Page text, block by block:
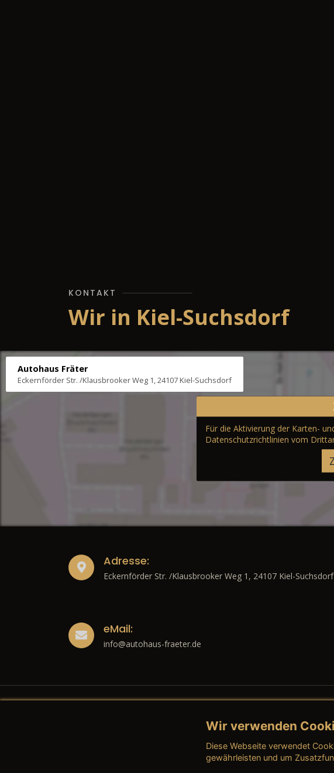
KONTAKT
Wir in Kiel-Suchsdorf
Autohaus Fräter
Eckernförder Str. /Klausbrooker Weg 1, 24107 Kiel-Suchsdorf
Für die Aktivierung der Karten-
Datenschutzrichtlinien vom
Adresse:
Eckernförder Str. /Klausbrooker Weg 1, 24107 Kiel-Suchsdorf
eMail:
info@autohaus-fraeter.de
Rechtliches
→ Impressum
Wir verwenden
Diese Webseite verwendet
gewährleisten und um